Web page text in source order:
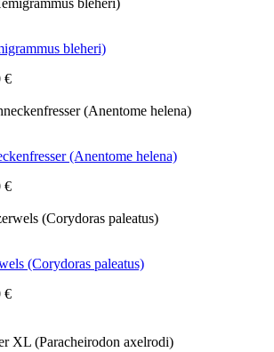
bleheri)
€
(Anentome helena)
€
(Corydoras paleatus)
€